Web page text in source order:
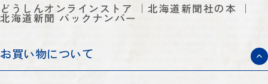
どうしんオンラインストア 北海道新聞社の本
北海道新聞 バックナンバー
お買い物について